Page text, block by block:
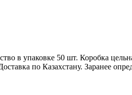
в упаковке 50 шт. Коробка
по Казахстану. Заранее